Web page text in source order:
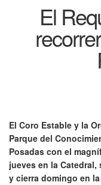
El
El Coro Estable y la
Parque del
Posadas con el
jueves en la
y cierra domingo en